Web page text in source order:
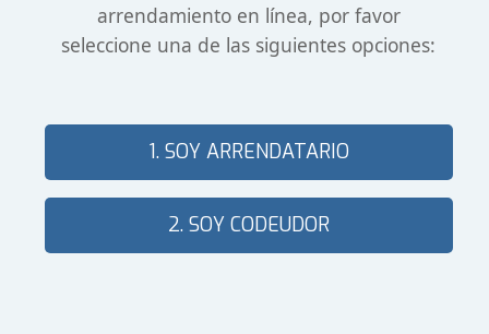
arrendamiento en línea, por favor
seleccione una de las siguientes opciones:
1. SOY ARRENDATARIO
2. SOY CODEUDOR